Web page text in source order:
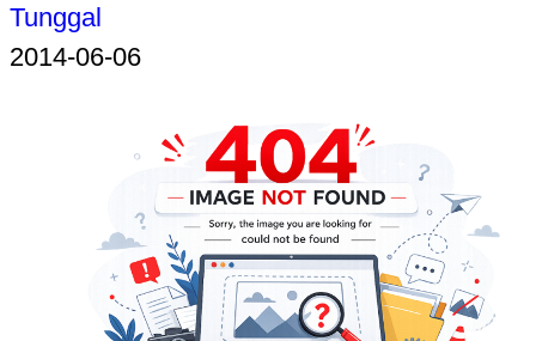
Tunggal
2014-06-06